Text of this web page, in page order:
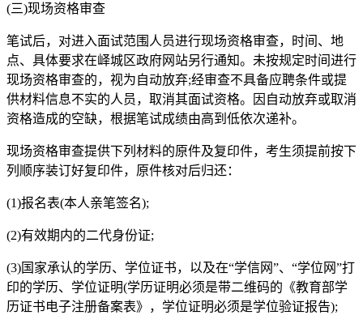
(三)现场资格审查
笔试后，对进入面试范围人员进行现场资格审查，时间、地
点、具体要求在峄城区政府网站另行通知。未按规定时间进行
现场资格审查的，视为自动放弃;经审查不具备应聘条件或提
供材料信息不实的人员，取消其面试资格。因自动放弃或取消
资格造成的空缺，根据笔试成绩由高到低依次递补。
现场资格审查提供下列材料的原件及复印件，考生须提前按下
列顺序装订好复印件，原件核对后归还：
(1)报名表(本人亲笔签名);
(2)有效期内的二代身份证;
(3)国家承认的学历、学位证书，以及在“学信网”、“学位网”打
印的学历、学位证明(学历证明必须是带二维码的《教育部学
历证书电子注册备案表》，学位证明必须是学位验证报告);